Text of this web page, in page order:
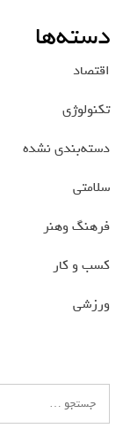
دسته‌ها
اقتصاد
تکنولوژی
دسته‌بندی نشده
سلامتی
فرهنگ وهنر
کسب و کار
ورزشی